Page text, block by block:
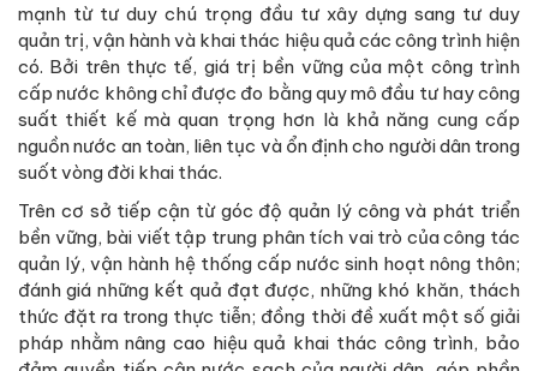
mạnh từ tư duy chú trọng đầu tư xây dựng sang tư duy
quản trị, vận hành và khai thác hiệu quả các công trình hiện
có. Bởi trên thực tế, giá trị bền vững của một công trình
cấp nước không chỉ được đo bằng quy mô đầu tư hay công
suất thiết kế mà quan trọng hơn là khả năng cung cấp
nguồn nước an toàn, liên tục và ổn định cho người dân trong
suốt vòng đời khai thác.
Trên cơ sở tiếp cận từ góc độ quản lý công và phát triển
bền vững, bài viết tập trung phân tích vai trò của công tác
quản lý, vận hành hệ thống cấp nước sinh hoạt nông thôn;
đánh giá những kết quả đạt được, những khó khăn, thách
thức đặt ra trong thực tiễn; đồng thời đề xuất một số giải
pháp nhằm nâng cao hiệu quả khai thác công trình, bảo